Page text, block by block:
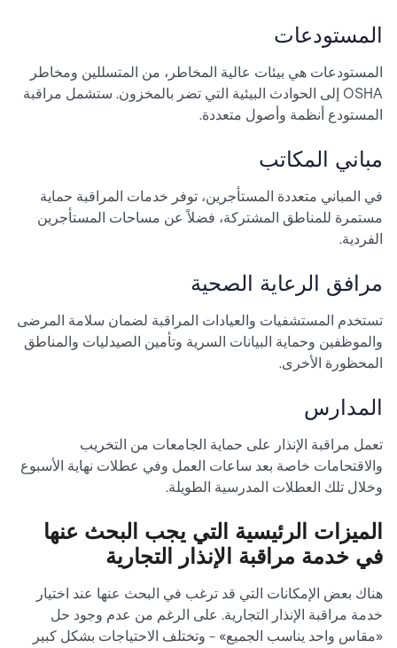
المستودعات
المستودعات هي بيئات عالية المخاطر، من المتسللين ومخاطر
OSHA إلى الحوادث البيئية التي تضر بالمخزون. ستشمل مراقبة
المستودع أنظمة وأصول متعددة.
مباني المكاتب
في المباني متعددة المستأجرين، توفر خدمات المراقبة حماية
مستمرة للمناطق المشتركة، فضلاً عن مساحات المستأجرين
الفردية.
مرافق الرعاية الصحية
تستخدم المستشفيات والعيادات المراقبة لضمان سلامة المرضى
والموظفين وحماية البيانات السرية وتأمين الصيدليات والمناطق
المحظورة الأخرى.
المدارس
تعمل مراقبة الإنذار على حماية الجامعات من التخريب
والاقتحامات خاصة بعد ساعات العمل وفي عطلات نهاية الأسبوع
وخلال تلك العطلات المدرسية الطويلة.
الميزات الرئيسية التي يجب البحث عنها
في خدمة مراقبة الإنذار التجارية
هناك بعض الإمكانات التي قد ترغب في البحث عنها عند اختيار
خدمة مراقبة الإنذار التجارية. على الرغم من عدم وجود حل
«مقاس واحد يناسب الجميع» - وتختلف الاحتياجات بشكل كبير